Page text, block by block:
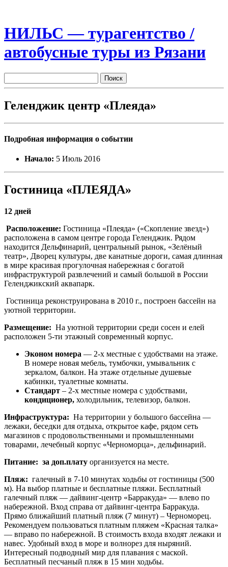
НИЛЬС — турагентство /
автобусные туры из Рязани
Геленджик центр «Плеяда»
Подробная информация о событии
Начало: 5 Июль 2016
Гостиница «ПЛЕЯДА»
12 дней
Расположение: Гостиница «Плеяда» («Скопление звезд»)
расположена в самом центре города Геленджик. Рядом
находится Дельфинарий, центральный рынок, «Зелёный
театр», Дворец культуры, две канатные дороги, самая длинная
в мире красивая прогулочная набережная с богатой
инфраструктурой развлечений и самый большой в России
Геленджикский аквапарк.
Гостиница реконструирована в 2010 г., построен бассейн на
уютной территории.
Размещение: На уютной территории среди сосен и елей
расположен 5-ти этажный современный корпус.
Эконом номера — 2-х местные с удобствами на этаже.
В номере новая мебель, тумбочки, умывальник с
зеркалом, балкон. На этаже отдельные душевые
кабинки, туалетные комнаты.
Стандарт – 2-х местные номера с удобствами,
кондиционер, холодильник, телевизор, балкон.
Инфраструктура: На территории у большого бассейна —
лежаки, беседки для отдыха, открытое кафе, рядом сеть
магазинов с продовольственными и промышленными
товарами, лечебный корпус «Черноморца», дельфинарий.
Питание: за доп.плату организуется на месте.
Пляж: галечный в 7-10 минутах ходьбы от гостиницы (500
м). На выбор платные и бесплатные пляжи. Бесплатный
галечный пляж — дайвинг-центр «Барракуда» — влево по
набережной. Вход справа от дайвинг-центра Барракуда.
Прямо ближайший платный пляж (7 минут) – Черноморец.
Рекомендуем пользоваться платным пляжем «Красная талка»
— вправо по набережной. В стоимость входа входят лежаки и
навес. Удобный вход в море и волнорез для ныряний.
Интересный подводный мир для плавания с маской.
Бесплатный песчаный пляж в 15 мин ходьбы.